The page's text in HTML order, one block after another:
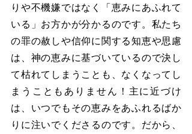
りや不機嫌ではなく「恵みにあふれて
いる」お方かが分かるのです。私たち
の罪の赦しや信仰に関する知恵や思慮
は、神の恵みに基づいているので決し
て枯れてしまうことも、なくなってし
まうこともありません！主に近づけ
は、いつでもその恵みをあふれるばか
りに注いでくださるのです。だから、